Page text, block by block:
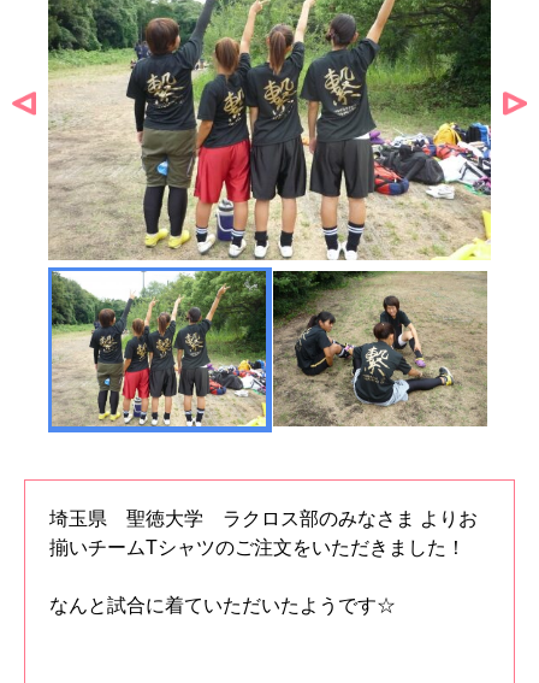
埼玉県 聖徳大学 ラクロス部のみなさま よりお
揃いチームTシャツのご注文をいただきました！
なんと試合に着ていただいたようです☆